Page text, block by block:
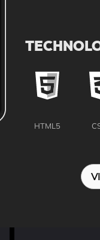
HTML5